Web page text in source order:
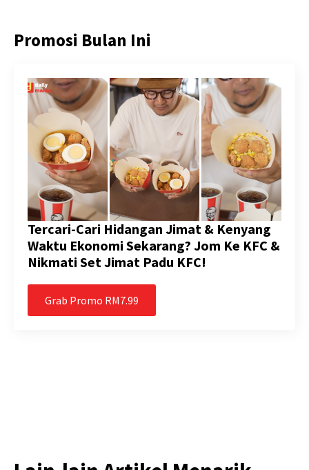
Promosi Bulan Ini
Tercari-Cari Hidangan Jimat & Kenyang
Waktu Ekonomi Sekarang? Jom Ke KFC &
Nikmati Set Jimat Padu KFC!
Grab Promo RM7.99